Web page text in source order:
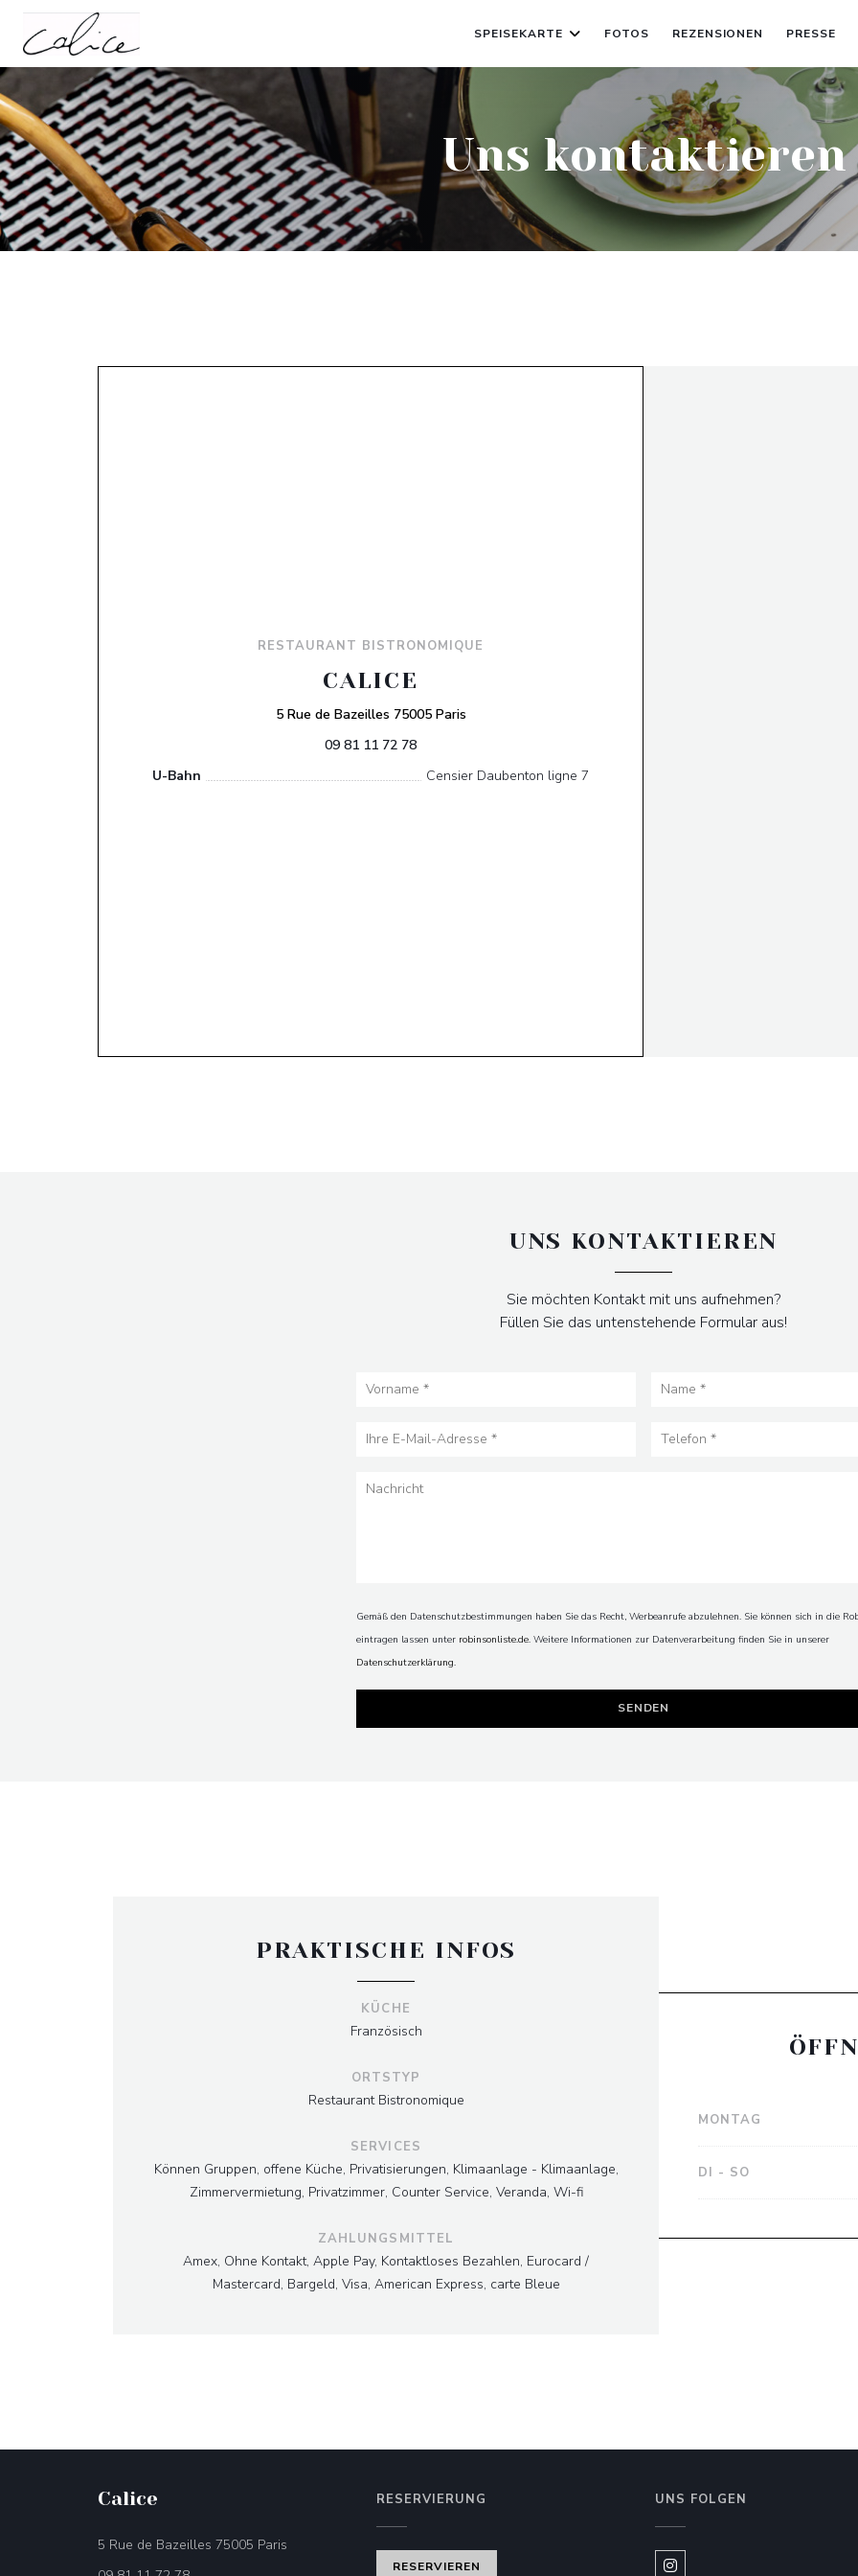
SPEISEKARTE FOTOS REZENSIONEN PRESSE
Uns kontaktieren
RESTAURANT BISTRONOMIQUE
CALICE
5 Rue de Bazeilles 75005 Paris((öffnet ein neues Fenster))
09 81 11 72 78
U-Bahn
Censier Daubenton ligne 7
UNS KONTAKTIEREN
Sie möchten Kontakt mit uns aufnehmen?
Füllen Sie das untenstehende Formular aus!
Gemäß den Datenschutzbestimmungen haben Sie das Recht, Werbeanrufe abzulehnen. Sie können sich in die
eintragen lassen unter robinsonliste.de. Weitere Informationen zur Datenverarbeitung finden Sie in unserer
Datenschutzerklärung.
PRAKTISCHE INFOS
KÜCHE
Französisch
ORTSTYP
Restaurant Bistronomique
SERVICES
Können Gruppen, offene Küche, Privatisierungen, Klimaanlage - Klimaanlage,
Zimmervermietung, Privatzimmer, Counter Service, Veranda, Wi-fi
ZAHLUNGSMITTEL
Amex, Ohne Kontakt, Apple Pay, Kontaktloses Bezahlen, Eurocard /
Mastercard, Bargeld, Visa, American Express, carte Bleue
MONTAG
DI - SO
Calice
5 Rue de Bazeilles 75005 Paris
RESERVIERUNG
RESERVIEREN
UNS FOLGEN